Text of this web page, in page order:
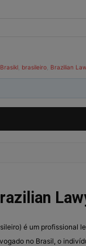
Brasikl brasileiro Brazilian
é um profissional
no Brasil, o